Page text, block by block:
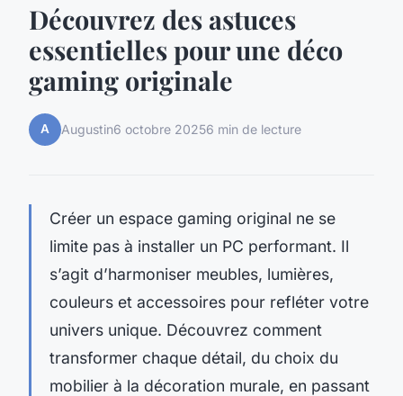
Découvrez des astuces
essentielles pour une déco
gaming originale
A Augustin6 octobre 20256 min de lecture
Créer un espace gaming original ne se
limite pas à installer un PC performant. Il
s’agit d’harmoniser meubles, lumières,
couleurs et accessoires pour refléter votre
univers unique. Découvrez comment
transformer chaque détail, du choix du
mobilier à la décoration murale, en passant